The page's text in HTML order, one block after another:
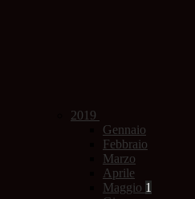
2019
Gennaio
Febbraio
Marzo
Aprile
Maggio 1